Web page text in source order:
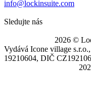
info@lockinsuite.com
Sledujte nás
2026 ©
Vydává Icone village
19210604, DIČ